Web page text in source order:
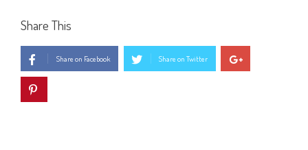
Share This
Share on Facebook Share on Twitter